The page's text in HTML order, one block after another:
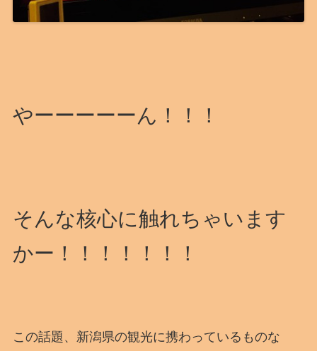
やーーーーーん！！！
そんな核心に触れちゃいます
かー！！！！！！！
この話題、新潟県の観光に携わっているものな